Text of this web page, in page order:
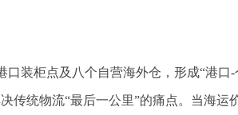
口装柜点及八个自营海外仓，形成“港
传统物流“最后一公里”的痛点。当海